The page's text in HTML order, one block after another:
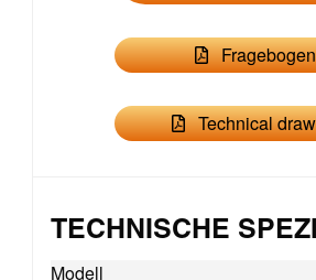
Fragebogen
Technical
TECHNISCHE
Modell